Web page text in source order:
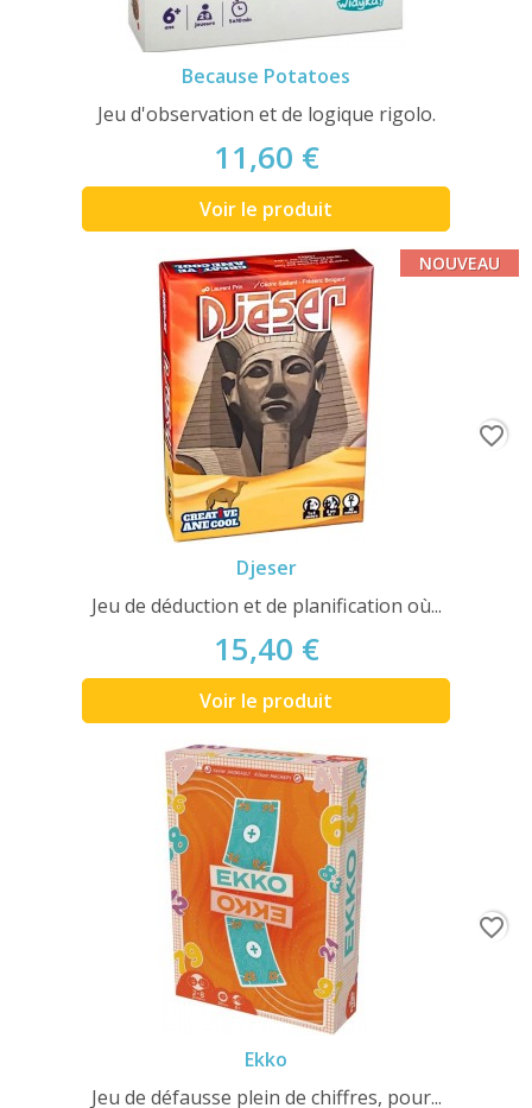
Because Potatoes
Jeu d'observation et de logique rigolo.
11,60 €
Voir le produit
Djeser
Jeu de déduction et de planification où...
15,40 €
Voir le produit
NOUVEAU
favorite_border
Ekko
Jeu de défausse plein de chiffres, pour...
favorite_border